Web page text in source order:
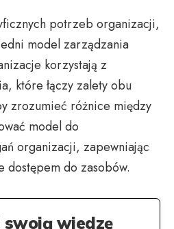
potrzeb organizacji,
model zarządzania
korzystają z
które łączy zalety obu
zrozumieć różnice między
model do
organizacji, zapewniając
dostępem do zasobów.
wiedzę